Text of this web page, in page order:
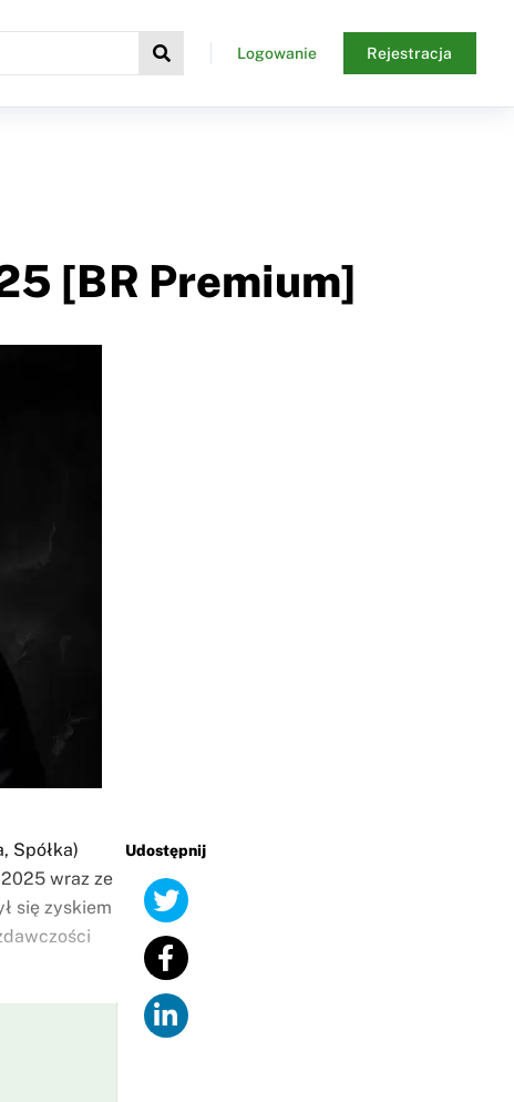
Logowanie Rejestracja
[BR Premium]
Udostępnij
Spółka)
wraz ze
się zyskiem